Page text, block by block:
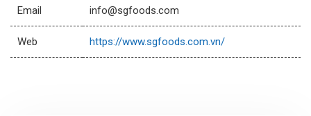
Email info@sgfoods.com
Web https://www.sgfoods.com.vn/